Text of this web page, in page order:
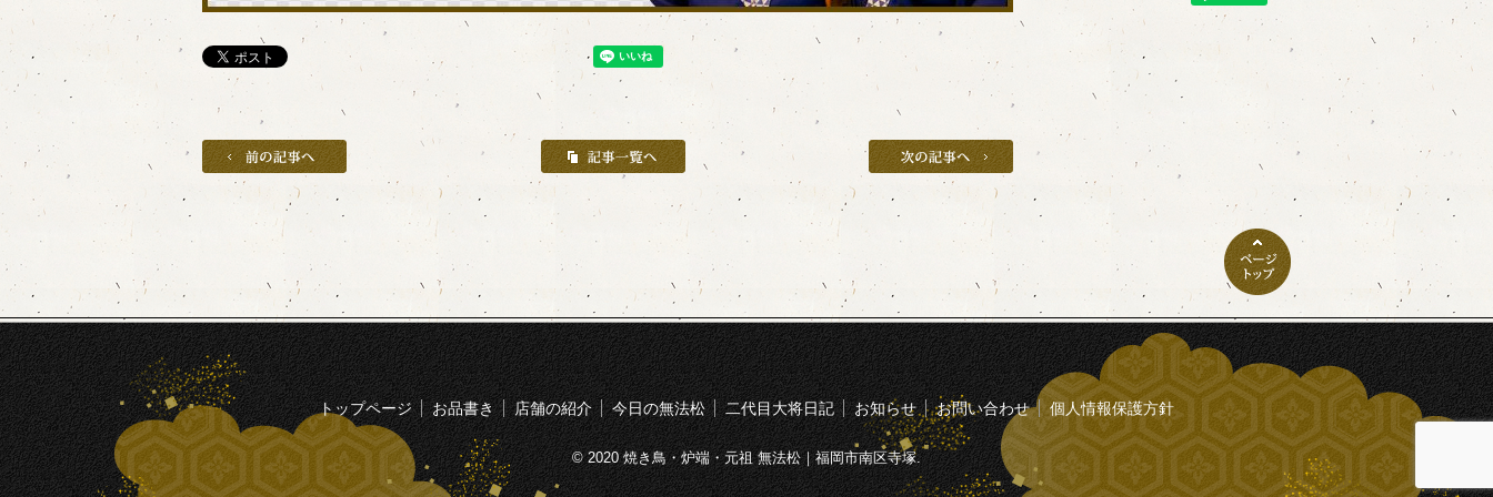
トップページ お品書き 店舗の紹介 今日の無法松 二代目大将日記 お知らせ お問い合わせ 個人情報保護方針
© 2020 焼き鳥・炉端・元祖 無法松｜福岡市南区寺塚.